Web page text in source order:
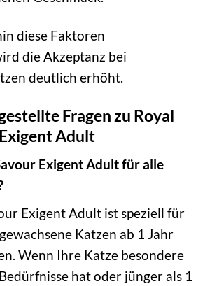
diese Faktoren
die Akzeptanz bei
deutlich erhöht.
Fragen zu Royal
Adult
Exigent Adult für alle
Exigent Adult ist speziell für
Katzen ab 1 Jahr
Wenn Ihre Katze besondere
hat oder jünger als 1